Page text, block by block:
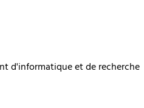
d'informatique et de recherche